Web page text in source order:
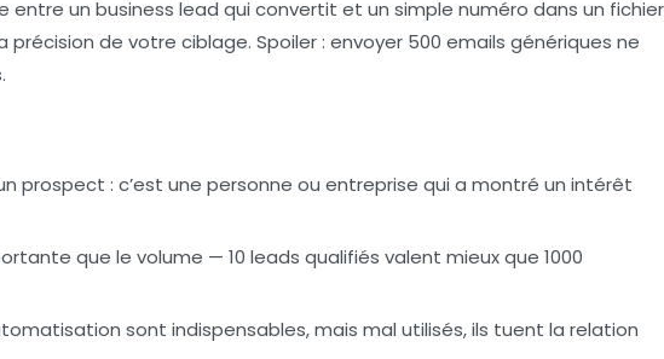
entre un business lead qui convertit et un simple numéro dans un fichier
précision de votre ciblage. Spoiler : envoyer 500 emails génériques ne
prospect : c’est une personne ou entreprise qui a montré un intérêt
que le volume — 10 leads qualifiés valent mieux que 1000
sont indispensables, mais mal utilisés, ils tuent la relation